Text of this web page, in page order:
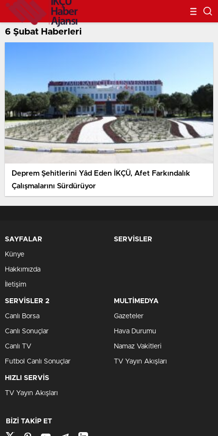
6 Şubat Haberleri
Deprem Şehitlerini Yâd Eden İKÇÜ, Afet Farkındalık
Çalışmalarını Sürdürüyor
SAYFALAR
Künye
Hakkımızda
İletişim
SERVİSLER
SERVİSLER 2
Canlı Borsa
Canlı Sonuçlar
Canlı TV
Futbol Canlı Sonuçlar
MULTİMEDYA
Gazeteler
Hava Durumu
Namaz Vakitleri
TV Yayın Akışları
HIZLI SERVİS
TV Yayın Akışları
BİZİ TAKİP ET